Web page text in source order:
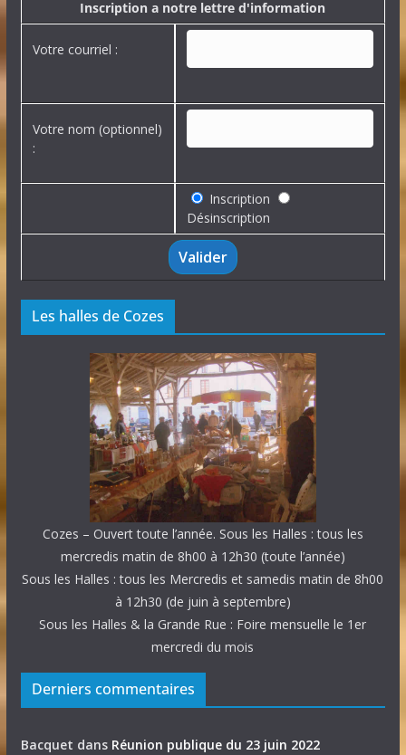
s
Inscription a notre lettre d'information
Votre courriel :
Votre nom (optionnel)
:
Inscription
Désinscription
Les halles de Cozes
Cozes – Ouvert toute l’année. Sous les Halles : tous les
mercredis matin de 8h00 à 12h30 (toute l’année)
Sous les Halles : tous les Mercredis et samedis matin de 8h00
à 12h30 (de juin à septembre)
Sous les Halles & la Grande Rue : Foire mensuelle le 1er
mercredi du mois
Derniers commentaires
Bacquet dans Réunion publique du 23 juin 2022